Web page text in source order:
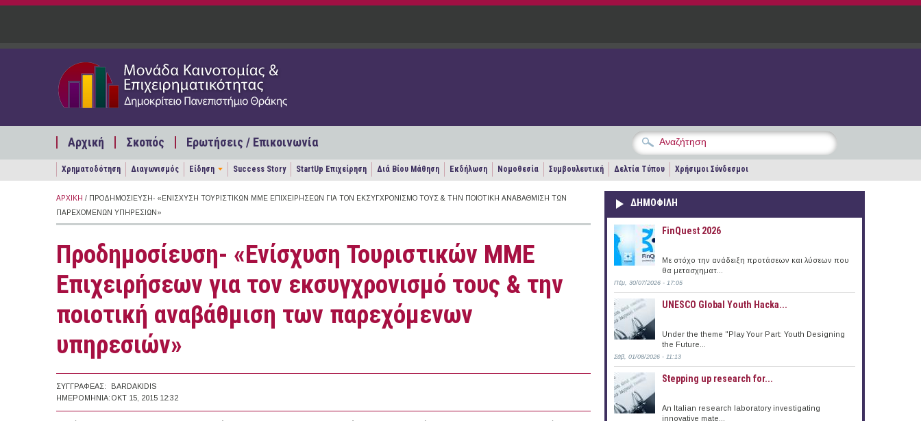
Παράκαμψη προς το κυρίως περιεχόμενο
Αρχική Σκοπός Ερωτήσεις / Επικοινωνία
Χρηματοδότηση Διαγωνισμός Είδηση Success Story StartUp Επιχείρηση Διά Βίου Μάθηση Εκδήλωση Νομοθεσία Συμβουλευτική Δελτία Τύπου Χρήσιμοι Σύνδεσμοι
ΑΡΧΙΚΉ / ΠΡΟΔΗΜΟΣΊΕΥΣΗ- «ΕΝΊΣΧΥΣΗ ΤΟΥΡΙΣΤΙΚΏΝ ΜΜΕ ΕΠΙΧΕΙΡΉΣΕΩΝ ΓΙΑ ΤΟΝ ΕΚΣΥΓΧΡΟΝΙΣΜΌ ΤΟΥΣ & ΤΗΝ ΠΟΙΟΤΙΚΉ ΑΝΑΒΆΘΜΙΣΗ ΤΩΝ
ΠΑΡΕΧΌΜΕΝΩΝ ΥΠΗΡΕΣΙΏΝ»
Προδημοσίευση- «Ενίσχυση Τουριστικών ΜΜΕ
Επιχειρήσεων για τον εκσυγχρονισμό τους & την
ποιοτική αναβάθμιση των παρεχόμενων
υπηρεσιών»
ΣΥΓΓΡΑΦΈΑΣ:
BARDAKIDIS
ΗΜΕΡΟΜΗΝΊΑ: ΟΚΤ 15, 2015 12:32
ΔΗΜΟΦΙΛΗ
FinQuest 2026
Με στόχο την ανάδειξη προτάσεων και λύσεων που
θα μετασχηματ...
Πέμ, 30/07/2026 - 17:05
UNESCO Global Youth Hacka...
Under the theme "Play Your Part: Youth Designing
the Future...
Σάβ, 01/08/2026 - 11:13
Stepping up research for...
An Italian research laboratory investigating
innovative mate...